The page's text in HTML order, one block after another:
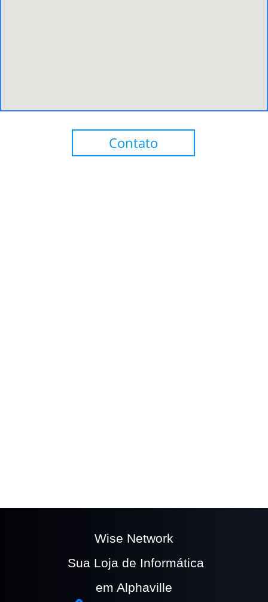
Contato
Wise Network
Sua Loja de Informática
em Alphaville